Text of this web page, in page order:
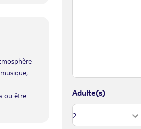
ou être
Adulte(s)